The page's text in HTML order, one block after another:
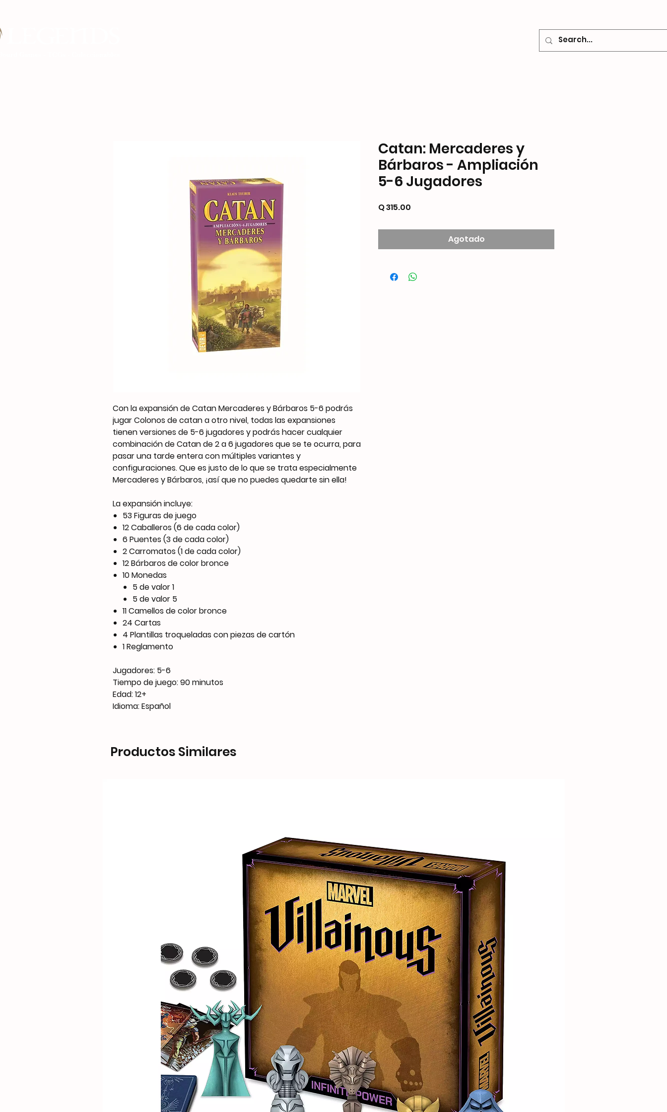
Con la expansión de Catan Mercaderes y Bárbaros 5-6 podrás
jugar Colonos de catan a otro nivel, todas las expansiones
tienen versiones de 5-6 jugadores y podrás hacer cualquier
combinación de Catan de 2 a 6 jugadores que se te ocurra, para
pasar una tarde entera con múltiples variantes y
configuraciones. Que es justo de lo que se trata especialmente
Mercaderes y Bárbaros, ¡así que no puedes quedarte sin ella!
La expansión incluye:
53 Figuras de juego
12 Caballeros (6 de cada color)
6 Puentes (3 de cada color)
2 Carromatos (1 de cada color)
12 Bárbaros de color bronce
10 Monedas
5 de valor 1
5 de valor 5
11 Camellos de color bronce
24 Cartas
4 Plantillas troqueladas con piezas de cartón
1 Reglamento
Jugadores: 5-6
Tiempo de juego: 90 minutos
Edad: 12+
Idioma: Español
Catan: Mercaderes y
Bárbaros - Ampliación
5-6 Jugadores
Q 315.00
Agotado
Productos Similares